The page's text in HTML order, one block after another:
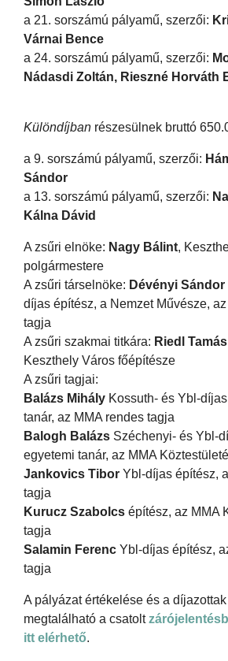
a 21. sorszámú pályamű, szerzői:
Várnai Bence
a 24. sorszámú pályamű, szerzői:
Nádasdi Zoltán, Rieszné Horváth
Különdíjban részesülnek bruttó
a 9. sorszámú pályamű, szerzői:
Sándor
a 13. sorszámú pályamű, szerzői:
Kálna Dávid
A zsűri elnöke: Nagy Bálint,
polgármestere
A zsűri társelnöke: Dévényi Sándor
díjas építész, a Nemzet Művésze,
tagja
A zsűri szakmai titkára: Riedl Tamás
Keszthely Város főépítésze
A zsűri tagjai:
Balázs Mihály Kossuth- és Ybl-
tanár, az MMA rendes tagja
Balogh Balázs Széchenyi- és Ybl-
egyetemi tanár, az MMA
Jankovics Tibor Ybl-díjas építész,
tagja
Kurucz Szabolcs építész, az MMA
tagja
Salamin Ferenc Ybl-díjas építész,
tagja
A pályázat értékelése és a
megtalálható a csatolt
itt elérhető.